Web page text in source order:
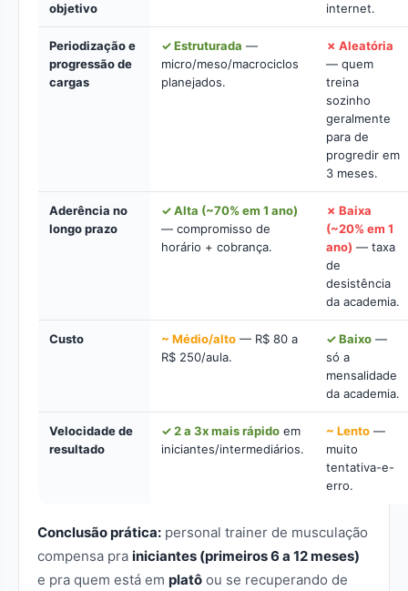
objetivo
internet.
Periodização e
progressão de
cargas
✓ Estruturada —
micro/meso/macrociclos
planejados.
✗ Aleatória
— quem
treina
sozinho
geralmente
para de
progredir em
3 meses.
Aderência no
longo prazo
✓ Alta (~70% em 1 ano)
— compromisso de
horário + cobrança.
✗ Baixa
(~20% em 1
ano) — taxa
de
desistência
da academia.
Custo ~ Médio/alto — R$ 80 a
R$ 250/aula.
✓ Baixo —
só a
mensalidade
da academia.
Velocidade de
resultado
✓ 2 a 3x mais rápido em
iniciantes/intermediários.
~ Lento —
muito
tentativa-e-
erro.
Conclusão prática: personal trainer de musculação
compensa pra iniciantes (primeiros 6 a 12 meses)
e pra quem está em platô ou se recuperando de